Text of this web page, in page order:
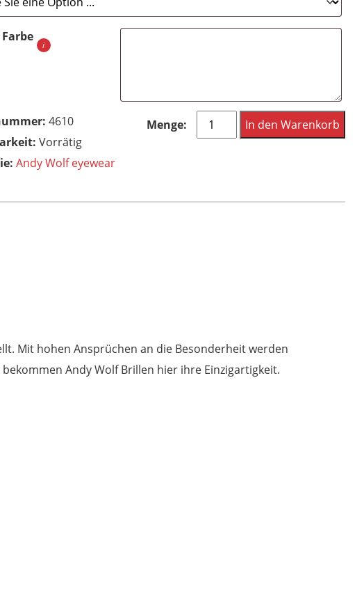
4610
Vorrätig
Andy Wolf eyewear
Andy
Wolf
4610
In den Warenkorb
Mit hohen Ansprüchen an die Besonderheit werden
Andy Wolf Brillen hier ihre Einzigartigkeit.